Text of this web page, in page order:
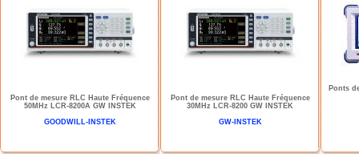
Pont de mesure RLC Haute Fréquence
50MHz LCR-8200A GW INSTEK
GOODWILL-INSTEK
Pont de mesure RLC Haute Fréquence
30MHz LCR-8200 GW INSTEK
GW-INSTEK
Ponts